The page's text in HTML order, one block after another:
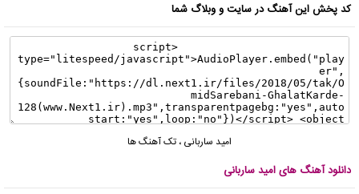
کد پخش این آهنگ در سایت و وبلاگ شما
امید ساربانی ، تک آهنگ ها
دانلود آهنگ های امید ساربانی